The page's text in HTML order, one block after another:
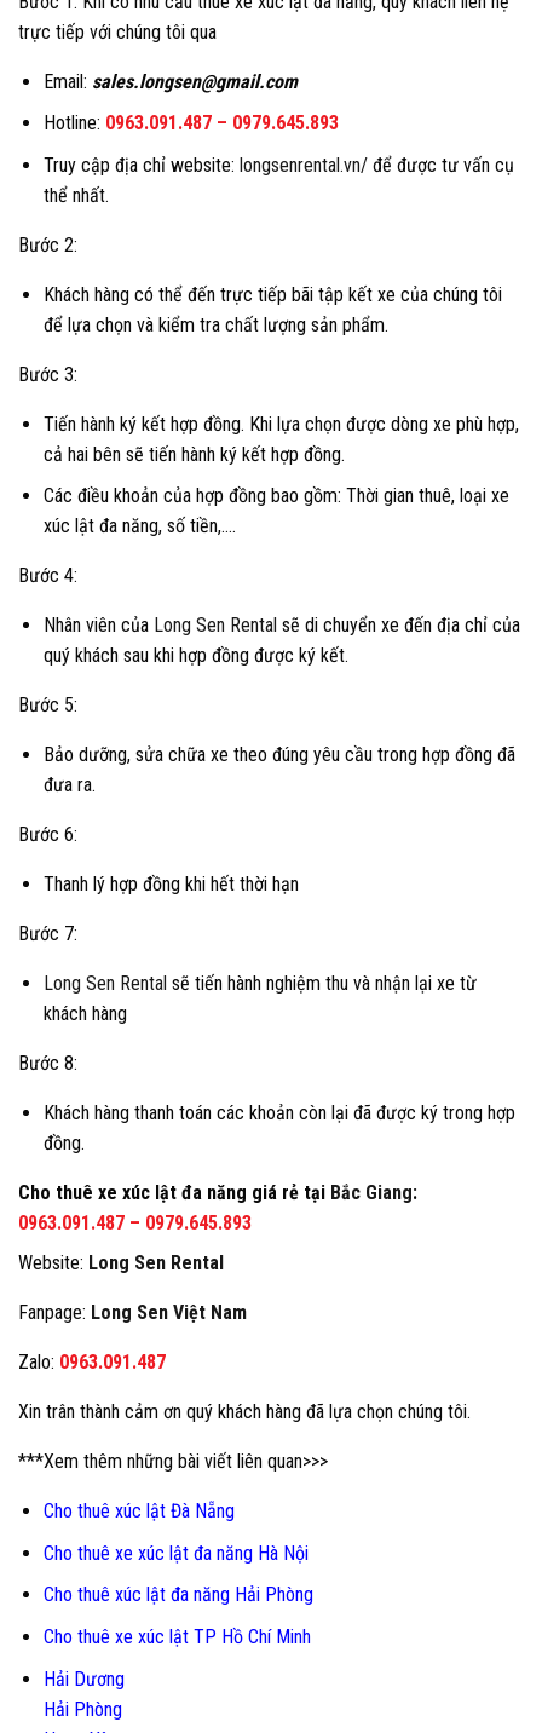
trực tiếp với chúng tôi qua
Email: sales.longsen@gmail.com
Hotline: 0963.091.487– 0979.645.893
Truy cập địa chỉ website: longsenrental.vn/để được tư vấn cụ
thể nhất.
Bước 2:
Khách hàng có thể đến trực tiếp bãi tập kết xe của chúng tôi
để lựa chọn và kiểm tra chất lượng sản phẩm.
Bước 3:
Tiến hành ký kết hợp đồng. Khi lựa chọn được dòng xe phù hợp,
cả hai bên sẽ tiến hành ký kết hợp đồng.
Các điều khoản của hợp đồng bao gồm: Thời gian thuê, loại xe
xúc lật đa năng, số tiền,….
Bước 4:
Nhân viên của Long Sen Rental sẽ di chuyển xe đến địa chỉ của
quý khách sau khi hợp đồng được ký kết.
Bước 5:
Bảo dưỡng, sửa chữa xe theo đúng yêu cầu trong hợp đồng đã
đưa ra.
Bước 6:
Thanh lý hợp đồng khi hết thời hạn
Bước 7:
Long Sen Rental sẽ tiến hành nghiệm thu và nhận lại xe từ
khách hàng
Bước 8:
Khách hàng thanh toán các khoản còn lại đã được ký trong hợp
đồng.
Cho thuê xe xúc lật đa năng giá rẻ tại Bắc Giang:
0963.091.487 – 0979.645.893
Website: Long Sen Rental
Fanpage: Long Sen Việt Nam
Zalo: 0963.091.487
Xin trân thành cảm ơn quý khách hàng đã lựa chọn chúng tôi.
***Xem thêm những bài viết liên quan>>>
Cho thuê xúc lật Đà Nẵng
Cho thuê xe xúc lật đa năng Hà Nội
Cho thuê xúc lật đa năng Hải Phòng
Cho thuê xe xúc lật TP Hồ Chí Minh
Hải Dương
Hải Phòng